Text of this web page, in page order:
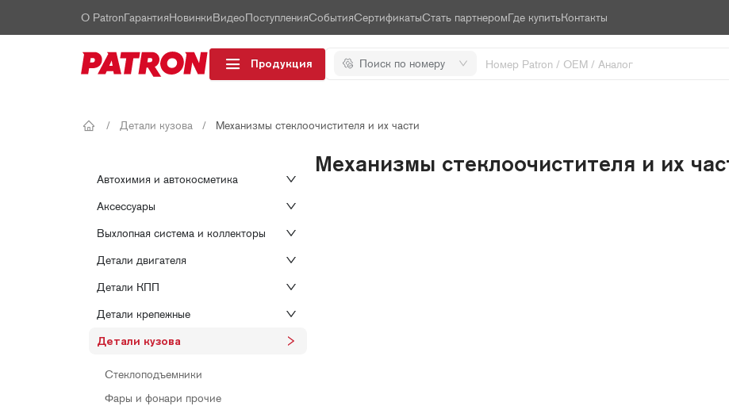
О PatronГарантияНовинкиВидеоПоступленияСобытияСертификатыСтать партнеромГде купитьКонтакты
Продукция Поиск по номеру
/ Детали кузова / Механизмы стеклоочистителя и их части
Автохимия и автокосметика
Аксессуары
Выхлопная система и коллекторы
Детали двигателя
Детали КПП
Детали крепежные
Детали кузова
Стеклоподъемники
Фары и фонари прочие
Механизмы стеклоочистителя и их